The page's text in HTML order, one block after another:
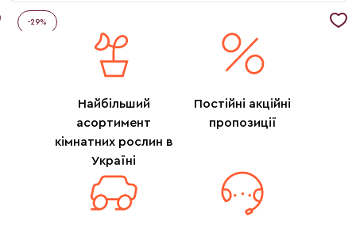
-29%
Найбільший
асортимент
кімнатних рослин в
Україні
Постійні акційні
пропозиції